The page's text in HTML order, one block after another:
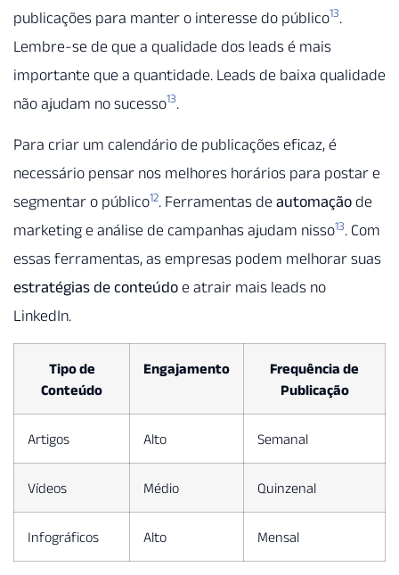
publicações para manter o interesse do público13.
Lembre-se de que a qualidade dos leads é mais
importante que a quantidade. Leads de baixa qualidade
não ajudam no sucesso13.
Para criar um calendário de publicações eficaz, é
necessário pensar nos melhores horários para postar e
segmentar o público12. Ferramentas de automação de
marketing e análise de campanhas ajudam nisso13. Com
essas ferramentas, as empresas podem melhorar suas
estratégias de conteúdo e atrair mais leads no
LinkedIn.
Tipo de
Conteúdo
Engajamento
Frequência de
Publicação
Artigos Alto Semanal
Vídeos Médio Quinzenal
Infográficos Alto Mensal